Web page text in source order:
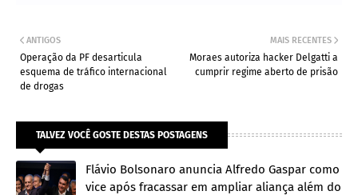
MAIS RECENTES
Moraes autoriza hacker Delgatti a
cumprir regime aberto de prisão
ANTIGOS
Operação da PF desarticula
esquema de tráfico internacional
de drogas
TALVEZ VOCÊ GOSTE DESTAS POSTAGENS
Flávio Bolsonaro anuncia Alfredo Gaspar como
vice após fracassar em ampliar aliança além do